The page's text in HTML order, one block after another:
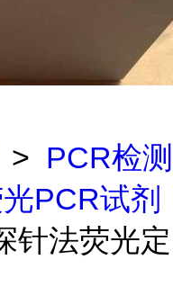
> PCR检测
PCR试剂
针法荧光定